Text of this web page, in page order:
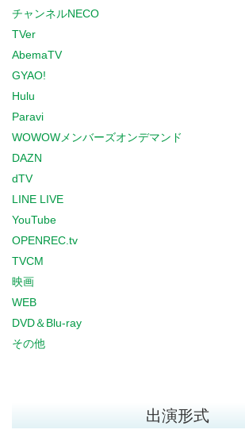
チャンネルNECO
TVer
AbemaTV
GYAO!
Hulu
Paravi
WOWOWメンバーズオンデマンド
DAZN
dTV
LINE LIVE
YouTube
OPENREC.tv
TVCM
映画
WEB
DVD＆Blu-ray
その他
出演形式